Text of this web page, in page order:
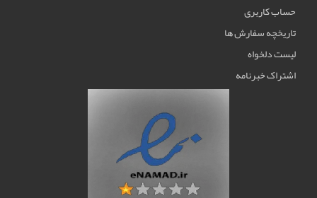
حساب کاربری
تاریخچه سفارش ها
لیست دلخواه
اشتراک خبرنامه